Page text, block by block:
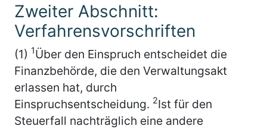
Zweiter Abschnitt:
Verfahrensvorschriften
(1) 1Über den Einspruch entscheidet die
Finanzbehörde, die den Verwaltungsakt
erlassen hat, durch
Einspruchsentscheidung. 2Ist für den
Steuerfall nachträglich eine andere